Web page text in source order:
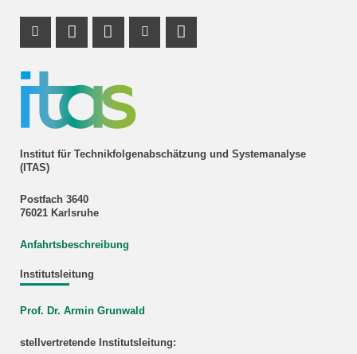
Institut für Technikfolgenabschätzung und Systemanalyse
(ITAS)
Postfach 3640
76021 Karlsruhe
Anfahrtsbeschreibung
Institutsleitung
Prof. Dr. Armin Grunwald
stellvertretende Institutsleitung:
Instagram Profil
Profil Mastodon
LinkedIn Profil
Youtube Profil
RSS-Link